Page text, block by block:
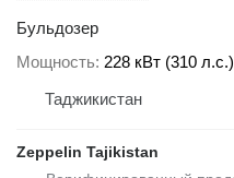
Бульдозер
Мощность 228 кВт (310 л.с.)
Таджикистан
Zeppelin Tajikistan